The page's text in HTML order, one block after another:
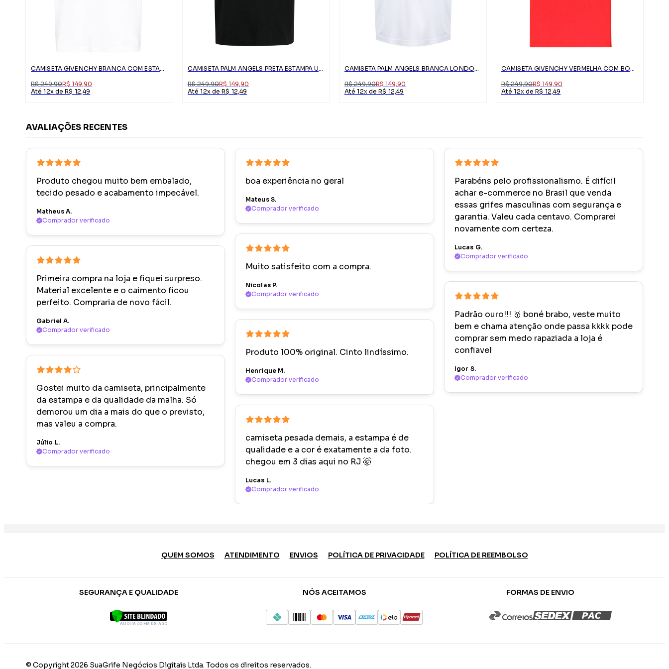
CAMISETA GIVENCHY BRANCA COM ESTAMPA
R$ 249,90R$ 149,90
Até 12x de R$ 12,49
R$ 249,90R$ 149,90
Até 12x de R$ 12,49
R$ 249,90R$ 149,90
Até 12x de R$ 12,49
R$ 249,90R$ 149,90
Até 12x de R$ 12,49
AVALIAÇÕES RECENTES
Produto chegou muito bem embalado,
tecido pesado e acabamento impecável.
Matheus A.
Comprador verificado
Primeira compra na loja e fiquei surpreso.
Material excelente e o caimento ficou
perfeito. Compraria de novo fácil.
Gabriel A.
Comprador verificado
Gostei muito da camiseta, principalmente
da estampa e da qualidade da malha. Só
demorou um dia a mais do que o previsto,
mas valeu a compra.
Júlio L.
Comprador verificado
boa experiência no geral
Mateus S.
Comprador verificado
Muito satisfeito com a compra.
Nicolas P.
Comprador verificado
Produto 100% original. Cinto lindíssimo.
Henrique M.
Comprador verificado
camiseta pesada demais, a estampa é de
qualidade e a cor é exatamente a da foto.
chegou em 3 dias aqui no RJ 🤯
Lucas L.
Comprador verificado
Parabéns pelo profissionalismo. É difícil
achar e-commerce no Brasil que venda
essas grifes masculinas com segurança e
garantia. Valeu cada centavo. Comprarei
novamente com certeza.
Lucas G.
Comprador verificado
Padrão ouro!!! 🥇 boné brabo, veste muito
bem e chama atenção onde passa kkkk pode
comprar sem medo rapaziada a loja é
confiavel
Igor S.
Comprador verificado
QUEM SOMOS ATENDIMENTO ENVIOS POLÍTICA DE PRIVACIDADE POLÍTICA DE REEMBOLSO
SEGURANÇA E QUALIDADE
AUDITADO EM 08-AGO
NÓS ACEITAMOS FORMAS DE ENVIO
© Copyright 2026 SuaGrife Negócios Digitais Ltda. Todos os direitos reservados.